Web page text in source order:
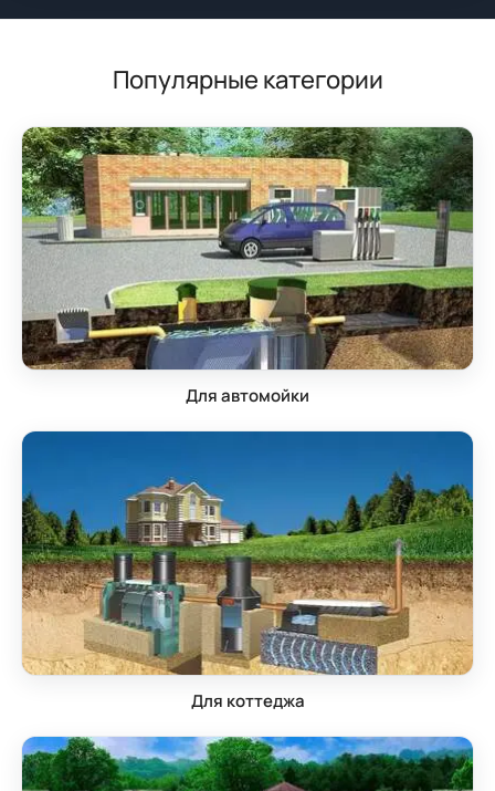
Популярные категории
Для автомойки
Для коттеджа